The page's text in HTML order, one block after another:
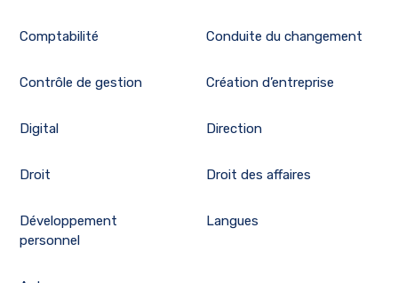
Comptabilité Conduite du changement
Contrôle de gestion Création d’entreprise
Digital Direction
Droit Droit des affaires
Développement
personnel
Langues